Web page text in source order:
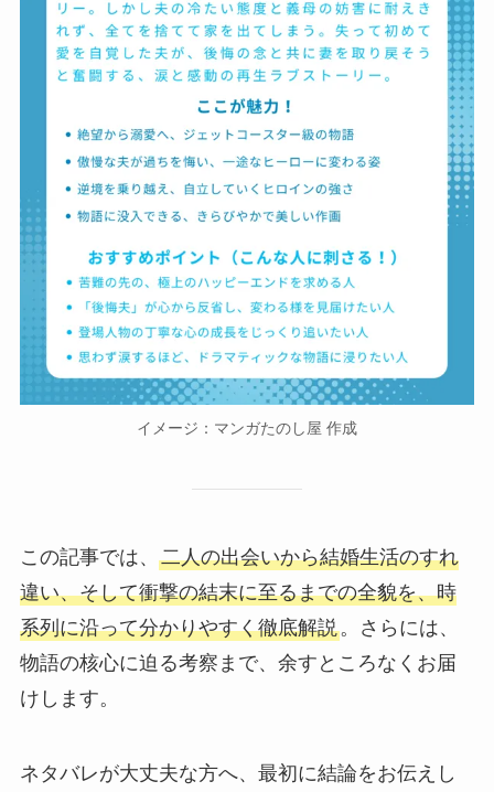
イメージ：マンガたのし屋 作成
この記事では、 二人の出会いから結婚生活のすれ
違い、そして衝撃の結末に至るまでの全貌を、時
系列に沿って分かりやすく徹底解説。さらには、
物語の核心に迫る考察まで、余すところなくお届
けします。
ネタバレが大丈夫な方へ、最初に結論をお伝えし